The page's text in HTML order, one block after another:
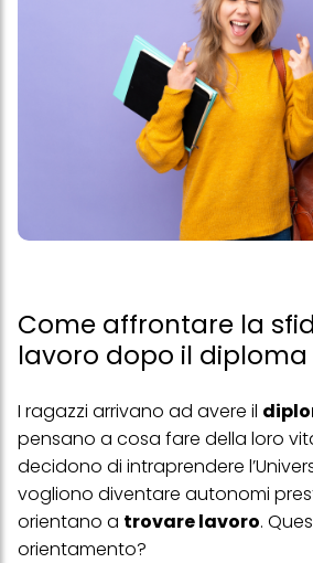
Come affrontare la
lavoro dopo il
I ragazzi arrivano ad avere il
pensano a cosa fare della loro
decidono di intraprendere
vogliono diventare autonomi
orientano a trovare lavoro.
orientamento?